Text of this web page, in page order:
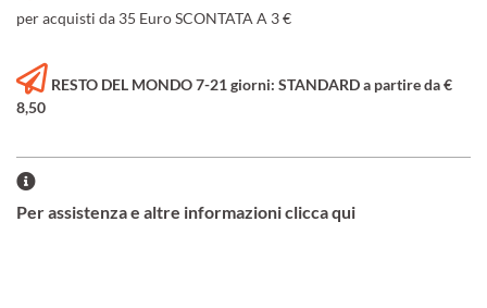
per acquisti da 35 Euro SCONTATA A 3 €
RESTO DEL MONDO 7-21 giorni: STANDARD a partire da €
8,50
Per assistenza e altre informazioni clicca qui